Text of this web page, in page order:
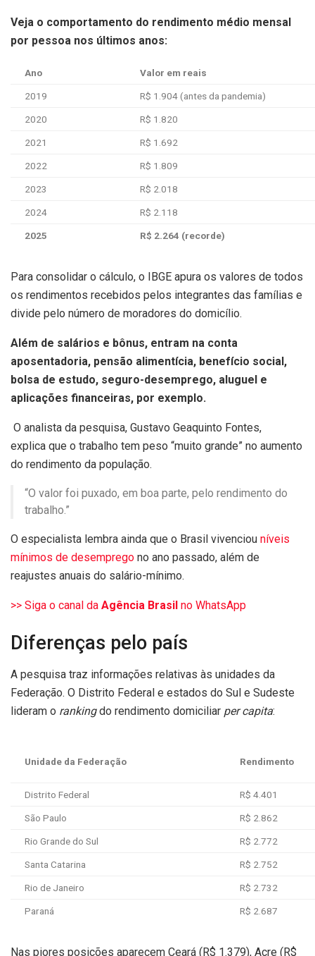
Veja o comportamento do rendimento médio mensal
por pessoa nos últimos anos:
Ano Valor em reais
2019 R$ 1.904 (antes da pandemia)
2020 R$ 1.820
2021 R$ 1.692
2022 R$ 1.809
2023 R$ 2.018
2024 R$ 2.118
2025 R$ 2.264 (recorde)
Para consolidar o cálculo, o IBGE apura os valores de todos
os rendimentos recebidos pelos integrantes das famílias e
divide pelo número de moradores do domicílio.
Além de salários e bônus, entram na conta
aposentadoria, pensão alimentícia, benefício social,
bolsa de estudo, seguro-desemprego, aluguel e
aplicações financeiras, por exemplo.
O analista da pesquisa, Gustavo Geaquinto Fontes,
explica que o trabalho tem peso “muito grande” no aumento
do rendimento da população.
“O valor foi puxado, em boa parte, pelo rendimento do
trabalho.”
O especialista lembra ainda que o Brasil vivenciou níveis
mínimos de desemprego no ano passado, além de
reajustes anuais do salário-mínimo.
>> Siga o canal da Agência Brasil no WhatsApp
Diferenças pelo país
A pesquisa traz informações relativas às unidades da
Federação. O Distrito Federal e estados do Sul e Sudeste
lideram o rankingdo rendimento domiciliar per capita:
Unidade da Federação Rendimento
Distrito Federal R$ 4.401
São Paulo R$ 2.862
Rio Grande do Sul R$ 2.772
Santa Catarina R$ 2.752
Rio de Janeiro R$ 2.732
Paraná R$ 2.687
Nas piores posições aparecem Ceará (R$ 1.379), Acre (R$